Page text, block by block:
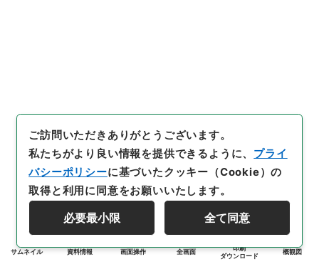
サムネイル 資料情報 画面操作 全画面
印刷
ダウンロード
概観図
ご訪問いただきありがとうございます。
私たちがより良い情報を提供できるように、 プライ
バシーポリシーに基づいたクッキー（Cookie）の
取得と利用に同意をお願いいたします。
必要最小限 全て同意